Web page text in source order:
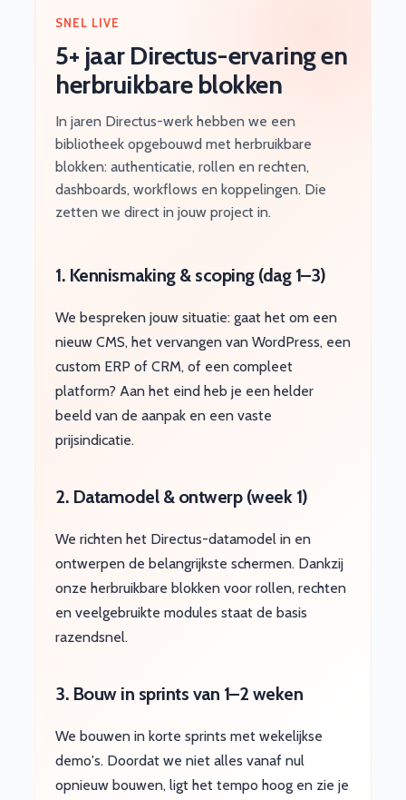
SNEL LIVE
5+ jaar Directus-ervaring en
herbruikbare blokken
In jaren Directus-werk hebben we een
bibliotheek opgebouwd met herbruikbare
blokken: authenticatie, rollen en rechten,
dashboards, workflows en koppelingen. Die
zetten we direct in jouw project in.
1. Kennismaking & scoping (dag 1–3)
We bespreken jouw situatie: gaat het om een
nieuw CMS, het vervangen van WordPress, een
custom ERP of CRM, of een compleet
platform? Aan het eind heb je een helder
beeld van de aanpak en een vaste
prijsindicatie.
2. Datamodel & ontwerp (week 1)
We richten het Directus-datamodel in en
ontwerpen de belangrijkste schermen. Dankzij
onze herbruikbare blokken voor rollen, rechten
en veelgebruikte modules staat de basis
razendsnel.
3. Bouw in sprints van 1–2 weken
We bouwen in korte sprints met wekelijkse
demo's. Doordat we niet alles vanaf nul
opnieuw bouwen, ligt het tempo hoog en zie je